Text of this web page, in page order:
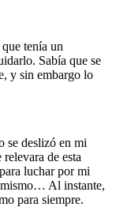
tenía un
Sabía que se
y sin embargo lo
se deslizó en mi
de esta
luchar por mi
mismo… Al instante,
para siempre.